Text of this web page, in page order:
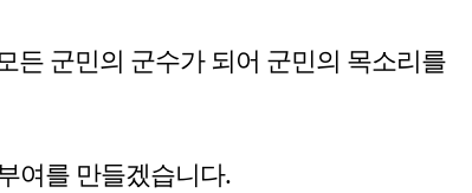
든 군민의 군수가 되어 군민의 목소리를
여를 만들겠습니다.